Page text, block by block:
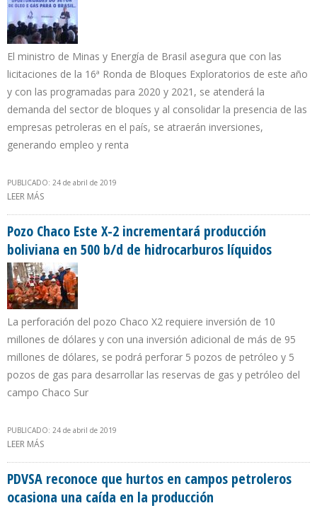
El ministro de Minas y Energía de Brasil asegura que con las
licitaciones de la 16ª Ronda de Bloques Exploratorios de este año
y con las programadas para 2020 y 2021, se atenderá la
demanda del sector de bloques y al consolidar la presencia de las
empresas petroleras en el país, se atraerán inversiones,
generando empleo y renta
PUBLICADO: 24 de abril de 2019
LEER MÁS
Pozo Chaco Este X-2 incrementará producción
boliviana en 500 b/d de hidrocarburos líquidos
La perforación del pozo Chaco X2 requiere inversión de 10
millones de dólares y con una inversión adicional de más de 95
millones de dólares, se podrá perforar 5 pozos de petróleo y 5
pozos de gas para desarrollar las reservas de gas y petróleo del
campo Chaco Sur
PUBLICADO: 24 de abril de 2019
LEER MÁS
PDVSA reconoce que hurtos en campos petroleros
ocasiona una caída en la producción